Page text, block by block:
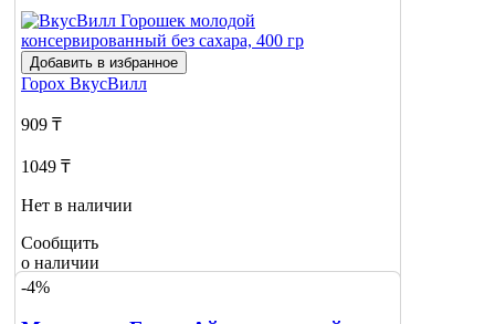
Добавить в избранное
Горох ВкусВилл
909 ₸
1049 ₸
Нет в наличии
Сообщить
о наличии
-4%